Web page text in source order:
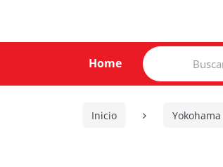
Home
Search
for:
Inicio Yokohama